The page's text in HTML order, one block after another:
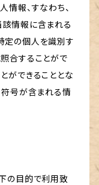
報、すなわち、
該情報に含まれる
定の個人を識別す
合することがで
ができることとな
符号が含まれる情
の目的で利用致